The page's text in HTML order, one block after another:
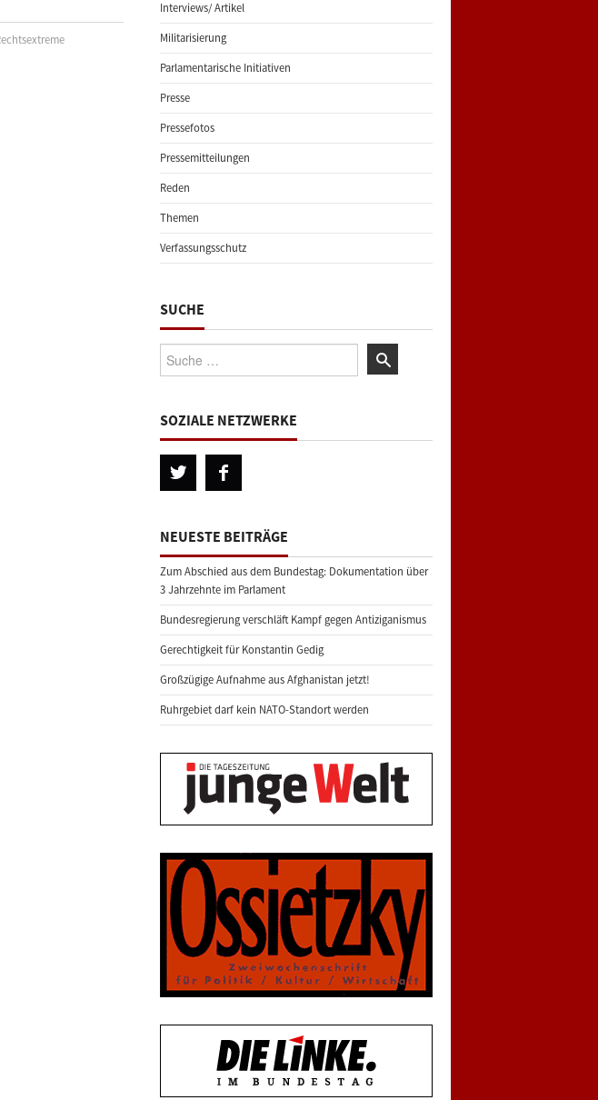
Interviews/ Artikel
Militarisierung
Parlamentarische Initiativen
Presse
Pressefotos
Pressemitteilungen
Reden
Themen
Verfassungsschutz
SUCHE
Suche:
SOZIALE NETZWERKE
NEUESTE BEITRÄGE
Zum Abschied aus dem Bundestag: Dokumentation über
3 Jahrzehnte im Parlament
Bundesregierung verschläft Kampf gegen Antiziganismus
Gerechtigkeit für Konstantin Gedig
Großzügige Aufnahme aus Afghanistan jetzt!
Ruhrgebiet darf kein NATO-Standort werden